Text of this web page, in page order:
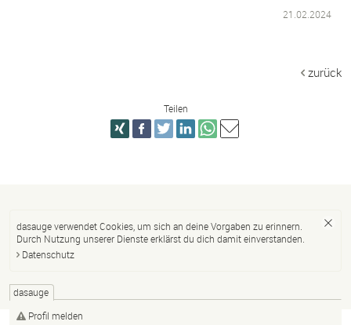
21.02.2024
zurück
Teilen
dasauge verwendet Cookies, um sich an deine Vorgaben zu erinnern.
Durch Nutzung unserer Dienste erklärst du dich damit einverstanden.
Datenschutz
dasauge
Profil melden